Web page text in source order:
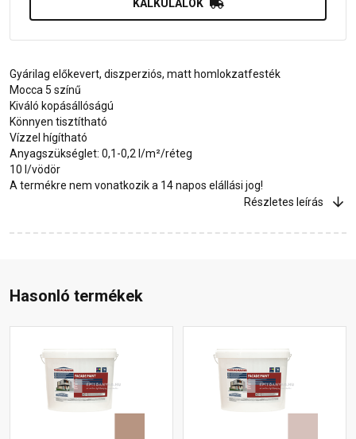
KALKULÁLOK
Gyárilag előkevert, diszperziós, matt homlokzatfesték
Mocca 5 színű
Kiváló kopásállóságú
Könnyen tisztítható
Vízzel hígítható
Anyagszükséglet: 0,1-0,2 l/m²/réteg
10 l/vödör
A termékre nem vonatkozik a 14 napos elállási jog!
Részletes leírás
Hasonló termékek